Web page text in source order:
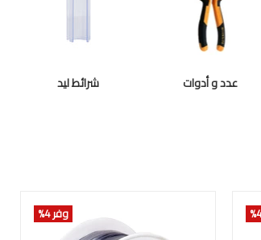
عدد و أدوات شرائط ليد
وفر 4 % %